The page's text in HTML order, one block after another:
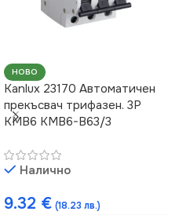
НОВО
Kanlux 23170 Автоматичен
прекъсвач трифазен. 3P
KMB6 KMB6-B63/3
Налично
9.32 € (18.23 лв.)